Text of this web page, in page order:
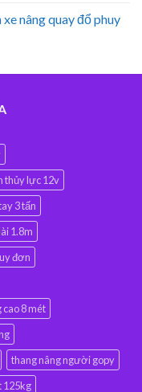
nâng quay đổ phuy
thủy lực 12v
3 tấn
1.8m
đơn
cao 8 mét
thang nâng người gopy
125kg